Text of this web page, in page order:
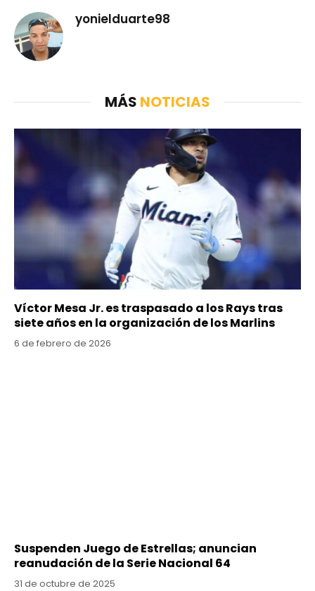
yonielduarte98
MÁS NOTICIAS
Víctor Mesa Jr. es traspasado a los Rays tras
siete años en la organización de los Marlins
6 de febrero de 2026
Suspenden Juego de Estrellas; anuncian
reanudación de la Serie Nacional 64
31 de octubre de 2025